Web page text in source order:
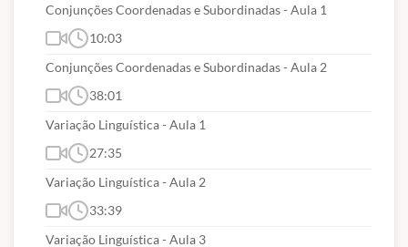
Conjunções Coordenadas e Subordinadas - Aula 1
10:03
Conjunções Coordenadas e Subordinadas - Aula 2
38:01
Variação Linguística - Aula 1
27:35
Variação Linguística - Aula 2
33:39
Variação Linguística - Aula 3